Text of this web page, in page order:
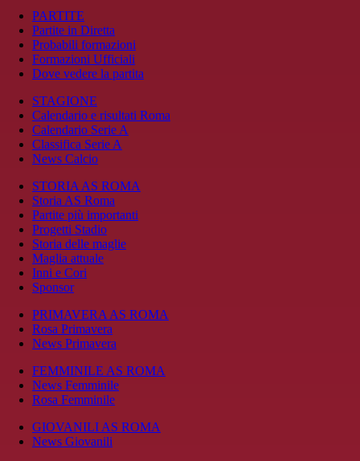
PARTITE
Partite in Diretta
Probabili formazioni
Formazioni Ufficiali
Dove vedere la partita
STAGIONE
Calendario e risultati Roma
Calendario Serie A
Classifica Serie A
News Calcio
STORIA AS ROMA
Storia AS Roma
Partite più importanti
Progetti Stadio
Storia delle maglie
Maglia attuale
Inni e Cori
Sponsor
PRIMAVERA AS ROMA
Rosa Primavera
News Primavera
FEMMINILE AS ROMA
News Femminile
Rosa Femminile
GIOVANILI AS ROMA
News Giovanili